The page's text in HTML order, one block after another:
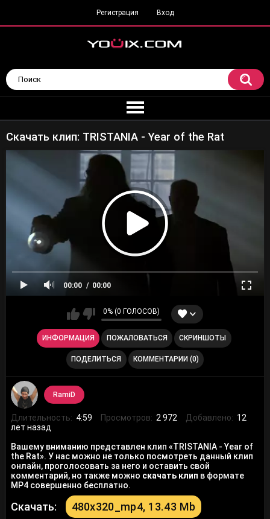
Регистрация Вход
Скачать клип: TRISTANIA - Year of the Rat
00:00 00:00
0% (0 ГОЛОСОВ)
ИНФОРМАЦИЯ ПОЖАЛОВАТЬСЯ СКРИНШОТЫ
ПОДЕЛИТЬСЯ КОММЕНТАРИИ (0)
RamiD
Длительность: 4:59 Просмотров: 2 972 Добавлено: 12
лет назад
Вашему вниманию представлен клип «TRISTANIA - Year of
the Rat». У нас можно не только посмотреть данный клип
онлайн, проголосовать за него и оставить свой
комментарий, но также можно скачать клип в формате
MP4 совершенно бесплатно.
Скачать: 480x320_mp4, 13.43 Mb